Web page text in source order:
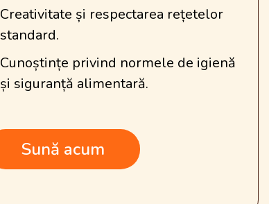
Creativitate și respectarea rețetelor
standard.
Cunoștințe privind normele de igienă
și siguranță alimentară.
Sună acum